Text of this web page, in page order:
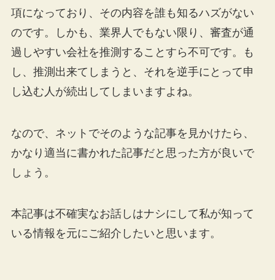
項になっており、その内容を誰も知るハズがない
のです。しかも、業界人でもない限り、審査が通
過しやすい会社を推測することすら不可です。も
し、推測出来てしまうと、それを逆手にとって申
し込む人が続出してしまいますよね。
なので、ネットでそのような記事を見かけたら、
かなり適当に書かれた記事だと思った方が良いで
しょう。
本記事は不確実なお話しはナシにして私が知って
いる情報を元にご紹介したいと思います。